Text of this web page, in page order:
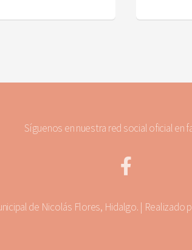
Síguenos en nuestra red social oficial en
de Nicolás Flores, Hidalgo. | Realizado